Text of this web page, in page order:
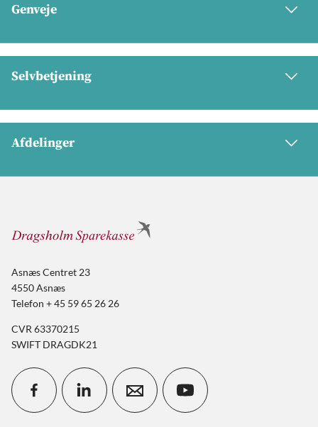
Genveje
Selvbetjening
Afdelinger
Asnæs Centret 23
4550 Asnæs
Telefon + 45 59 65 26 26
CVR 63370215
SWIFT DRAGDK21